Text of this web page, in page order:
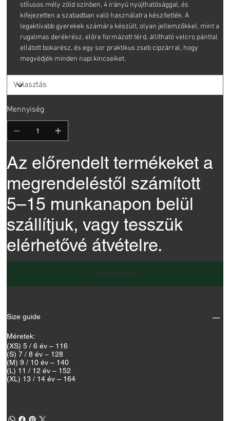
stílusos mély zöld színben, 4 irányú nyújthatósággal, és
kifejezetten a szabadban való használatra készítették. A
legaktívabb gyerekek számára készült, olyan jellemzőkkel, mint a
rugalmas derékrész, előre formázott térd, állítható velcro pánttal
ellátott bokarész, és egy sor praktikus zseb cipzárral, hogy
megvédjék minden napi kincseiket.
Mennyiség
Az előrendelt termékeket a
megrendeléstől számított
5–15 munkanapon belül
szállítjuk, vagy tesszük
elérhetővé átvételre.
Megrendelem
Size guide
Méretek:
(XS) 5 / 6 év – 116
(S) 7 / 8 év – 128
(M) 9 / 10 év – 140
(L) 11 / 12 év – 152
(XL) 13 / 14 év – 164